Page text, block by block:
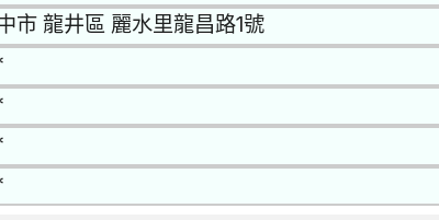
市 龍井區 麗水里龍昌路1號